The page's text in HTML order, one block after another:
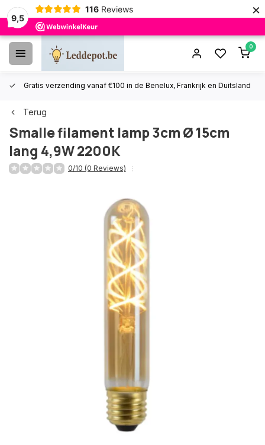
9,5
116 Reviews ×
0
Gratis verzending vanaf €100 in de Benelux, Frankrijk en Duitsland
Terug
Smalle filament lamp 3cm Ø 15cm
lang 4,9W 2200K
0/10 (0 Reviews)